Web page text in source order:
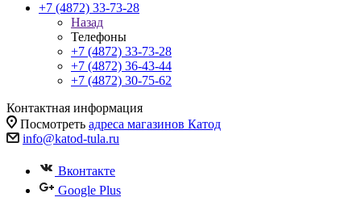
+7 (4872) 33-73-28
Назад
Телефоны
+7 (4872) 33-73-28
+7 (4872) 36-43-44
+7 (4872) 30-75-62
Контактная информация
Посмотреть адреса магазинов Катод
info@katod-tula.ru
Вконтакте
Google Plus